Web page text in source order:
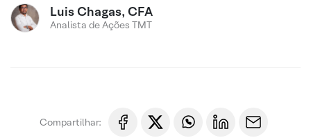
Luis Chagas, CFA
Analista de Ações TMT
Compartilhar: